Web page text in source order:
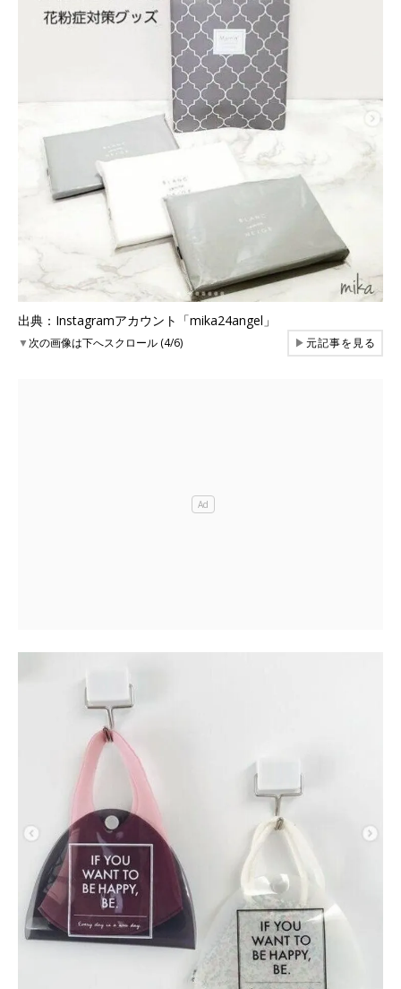
出典：Instagramアカウント「mika24angel」
▼次の画像は下へスクロール (4/6) ▶元記事を見る